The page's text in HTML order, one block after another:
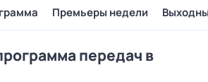
Премьеры недели
передач в